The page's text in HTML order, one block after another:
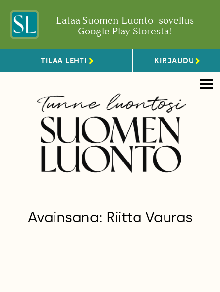
Lataa Suomen Luonto -sovellus
Google Play Storesta!
TILAA LEHTI KIRJAUDU
Avainsana: Riitta Vauras